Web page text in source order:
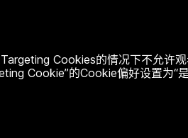
Cookies的情况下不允许
Cookie”的Cookie偏好设置为“是